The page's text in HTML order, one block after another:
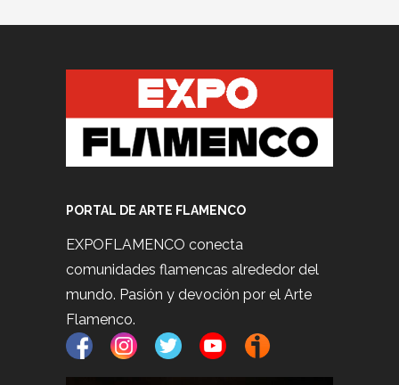
PORTAL DE ARTE FLAMENCO
EXPOFLAMENCO conecta
comunidades flamencas alrededor del
mundo. Pasión y devoción por el Arte
Flamenco.